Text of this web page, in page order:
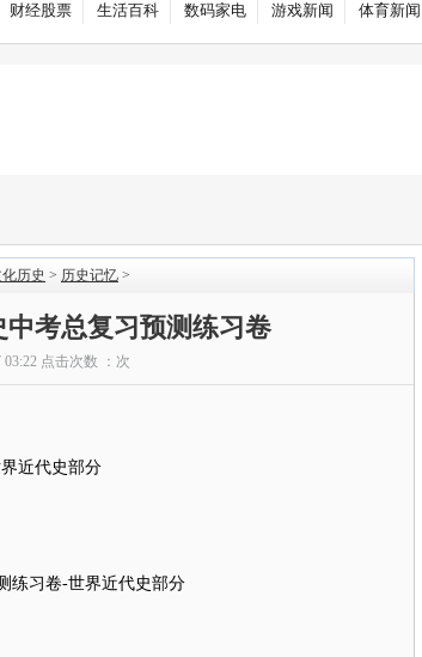
财经股票
生活百科
数码家电
游戏新闻
体育新闻
历史 > 历史记忆 >
考总复习预测练习卷
03:22 点击次数 ： 次
近代史部分
练习卷-世界近代史部分